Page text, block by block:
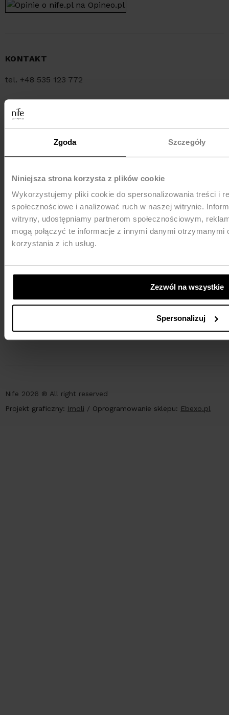
Zgoda Szczegóły
Niniejsza strona korzysta z plików cookie
Wykorzystujemy pliki cookie do spersonalizowania treści i
społecznościowe i analizować ruch w naszej witrynie.
witryny, udostępniamy partnerom społecznościowym,
mogą połączyć te informacje z innymi danymi
korzystania z ich usług.
Zezwól na wszystkie
Spersonalizuj
KONTAKT
tel. +48 535 123 772
tel. +48 34 321 30 55
MEDIA e-mail:pr@nife.pl
WYSYŁKA
PŁATNOŚCI
Nife 2026 ® All right reserved
Projekt graficzny: Imoli / Oprogramowanie sklepu: Ebexo.pl